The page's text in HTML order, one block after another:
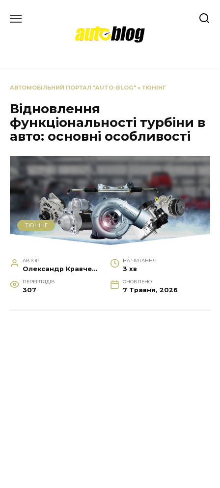
до
АВТОМОБІЛЬНИЙ ПОРТАЛ "AUTO-BLOG" » ТЮНІНГ
Відновлення
функціональності турбіни в
авто: основні особливості
ТЮНІНГ
АВТОР
Олександр Кравченко
НА ЧИТАННЯ
3 хв
ПЕРЕГЛЯДІВ
307
ОНОВЛЕНО
7 Травня, 2026